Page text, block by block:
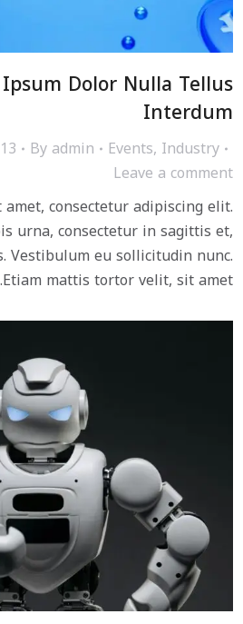
Dolor Nulla Tellus
Interdum
Events, Industry
Byadmin
13 مايو، 2024
Leave a comment
consectetur adipiscing elit.
urna, consectetur in sagittis et,
Vestibulum eu sollicitudin nunc.
Etiam mattis tortor velit, sit amet.